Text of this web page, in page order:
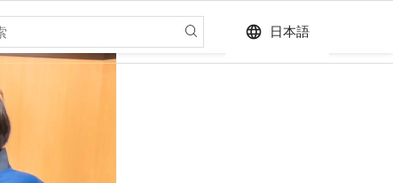
language 日本語